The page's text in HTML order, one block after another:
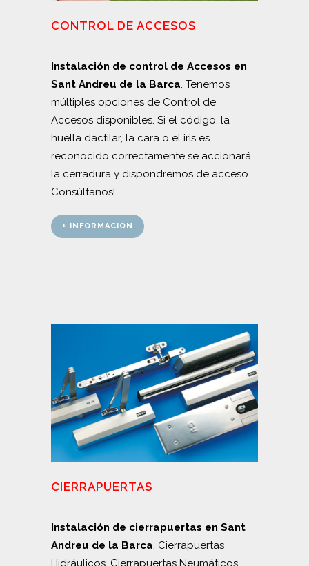
CONTROL DE ACCESOS
Instalación de control de Accesos en
Sant Andreu de la Barca . Tenemos
múltiples opciones de Control de
Accesos disponibles. Si el código, la
huella dactilar, la cara o el iris es
reconocido correctamente se accionará
la cerradura y dispondremos de acceso.
Consúltanos!
+ INFORMACIÓN
CIERRAPUERTAS
Instalación de cierrapuertas en Sant
Andreu de la Barca. Cierrapuertas
Hidráulicos, Cierrapuertas Neumáticos,